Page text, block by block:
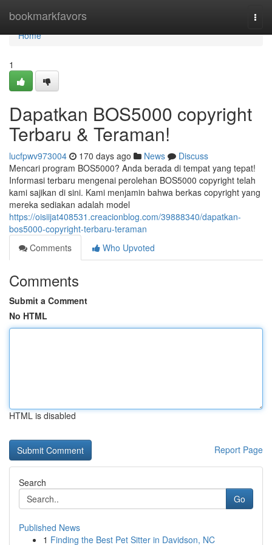
bookmarkfavors
Home
Home
1
Dapatkan BOS5000 copyright
Terbaru & Teraman!
lucfpwv973004 170 days ago News
Discuss
Mencari program BOS5000? Anda berada di tempat yang tepat!
Informasi terbaru mengenai perolehan BOS5000 copyright telah
kami sajikan di sini. Kami menjamin bahwa berkas copyright yang
mereka sediakan adalah model
https://oisiijat408531.creacionblog.com/39888340/dapatkan-
bos5000-copyright-terbaru-teraman
Comments
Who Upvoted
Comments
Submit a Comment
No HTML
HTML is disabled
Report Page
Search
Go
Published News
1 Finding the Best Pet Sitter in Davidson, NC